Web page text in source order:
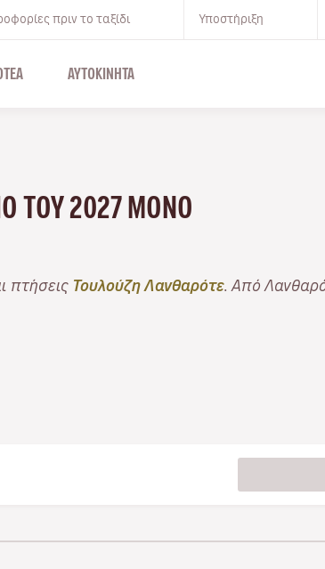
πριν το ταξίδι Υποστήριξη
ΑΥΤΟΚΊΝΗΤΑ
ΤΟΥ 2027 ΜΌΝΟ
πτήσεις Τουλούζη Λανθαρότε . Από